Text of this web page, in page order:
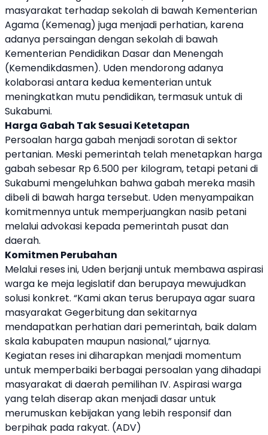
masyarakat terhadap sekolah di bawah Kementerian
Agama (Kemenag) juga menjadi perhatian, karena
adanya persaingan dengan sekolah di bawah
Kementerian Pendidikan Dasar dan Menengah
(Kemendikdasmen). Uden mendorong adanya
kolaborasi antara kedua kementerian untuk
meningkatkan mutu pendidikan, termasuk untuk di
Sukabumi.
Harga Gabah Tak Sesuai Ketetapan
Persoalan harga gabah menjadi sorotan di sektor
pertanian. Meski pemerintah telah menetapkan harga
gabah sebesar Rp 6.500 per kilogram, tetapi petani di
Sukabumi mengeluhkan bahwa gabah mereka masih
dibeli di bawah harga tersebut. Uden menyampaikan
komitmennya untuk memperjuangkan nasib petani
melalui advokasi kepada pemerintah pusat dan
daerah.
Komitmen Perubahan
Melalui reses ini, Uden berjanji untuk membawa aspirasi
warga ke meja legislatif dan berupaya mewujudkan
solusi konkret. “Kami akan terus berupaya agar suara
masyarakat Gegerbitung dan sekitarnya
mendapatkan perhatian dari pemerintah, baik dalam
skala kabupaten maupun nasional,” ujarnya.
Kegiatan reses ini diharapkan menjadi momentum
untuk memperbaiki berbagai persoalan yang dihadapi
masyarakat di daerah pemilihan IV. Aspirasi warga
yang telah diserap akan menjadi dasar untuk
merumuskan kebijakan yang lebih responsif dan
berpihak pada rakyat. (ADV)